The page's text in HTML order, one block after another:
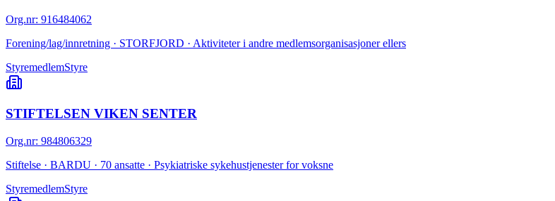
Org.nr: 916484062
Forening/lag/innretning · STORFJORD · Aktiviteter i andre medlemsorganisasjoner ellers
StyremedlemStyre
STIFTELSEN VIKEN SENTER
Org.nr: 984806329
Stiftelse · BARDU · 70 ansatte · Psykiatriske sykehustjenester for voksne
StyremedlemStyre